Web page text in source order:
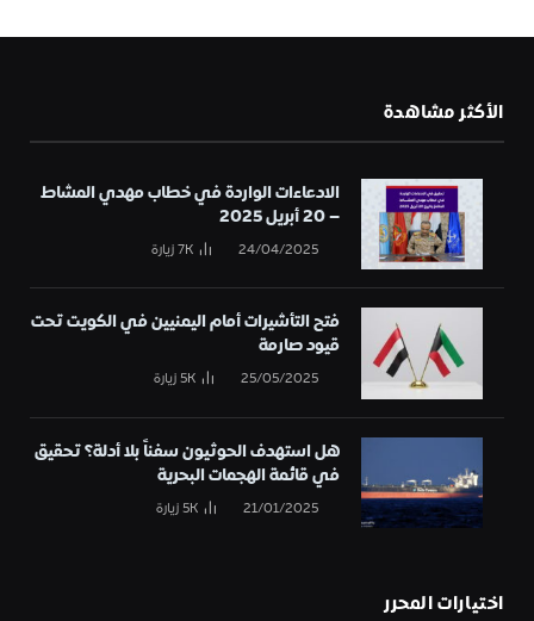
الأكثر مشاهدة
الادعاءات الواردة في خطاب مهدي المشاط
– 20 أبريل 2025
24/04/2025
7Kزيارة
فتح التأشيرات أمام اليمنيين في الكويت تحت
قيود صارمة
25/05/2025
5Kزيارة
هل استهدف الحوثيون سفناً بلا أدلة؟ تحقيق
في قائمة الهجمات البحرية
21/01/2025
5Kزيارة
اختيارات المحرر